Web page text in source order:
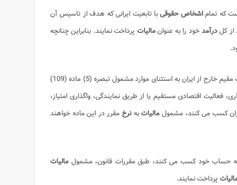
که تماماشخاص حقوقیبا تابعیت ایرانی که هدف از تاسیس آن
از کلدرآمدخود را به عنوانمالیات پرداخت نمایند. بنابراین چنانچه
خارجی و موسسات مقیم خارج از ایران به استثنای موارد مشمول تبصره (5) ماده (109)
فعالیت اقتصادی مستقیم یا از طریق نمایندگی، واگذاری امتیاز،
کسب می کنند، مشمول مالیاتبهنرخمقرر در این ماده خواهند
حساب خود کسب می کنند، طبق مقررات قانون، مشمول مالیات
پرداخت نمایند.